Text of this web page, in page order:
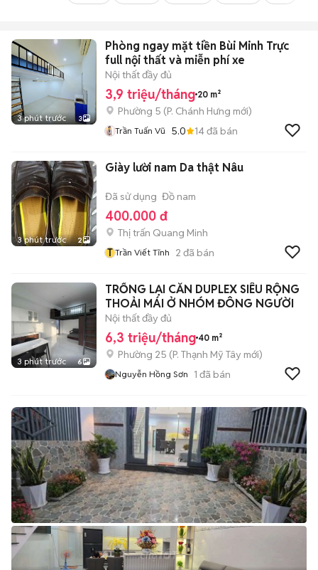
3 phút trước 3
Phòng ngay mặt tiền Bùi Minh Trực
full nội thất và miễn phí xe
Nội thất đầy đủ
3,9 triệu/tháng 20 m²
Phường 5 (P. Chánh Hưng mới)
Trần Tuấn Vũ 5.0 14đã bán
3 phút trước 2
Giày lười nam Da thật Nâu
Đã sử dụng Đồ nam
400.000 đ
Thị trấn Quang Minh
T Trần Viết Tĩnh 2 đã bán
3 phút trước 6
TRỐNG LẠI CĂN DUPLEX SIÊU RỘNG
THOẢI MÁI Ở NHÓM ĐÔNG NGƯỜI
Nội thất đầy đủ
6,3 triệu/tháng 40 m²
Phường 25 (P. Thạnh Mỹ Tây mới)
Nguyễn Hồng Sơn 1 đã bán